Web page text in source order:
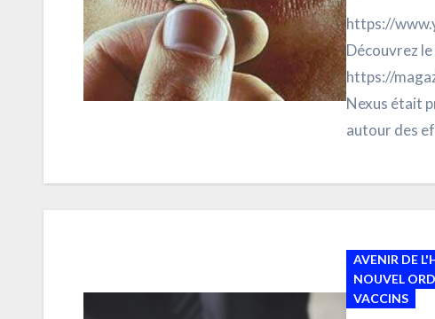
https://
Découvrez
https://
Nexus était
autour des
AVENIR DE
NOUVEL
VACCINS